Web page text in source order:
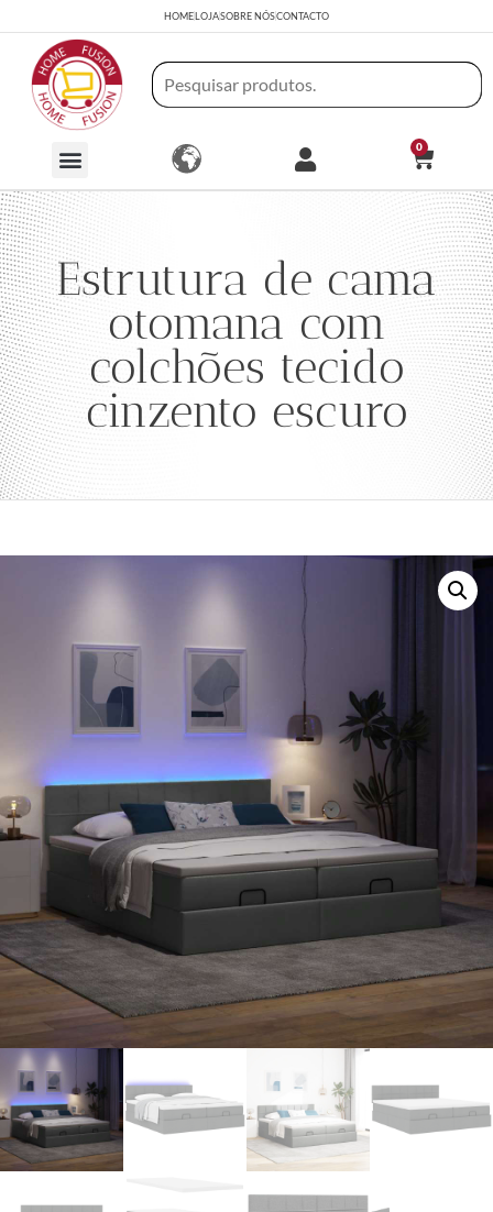
HOMELOJASOBRE NÓSCONTACTO
0
Estrutura de cama
otomana com
colchões tecido
cinzento escuro